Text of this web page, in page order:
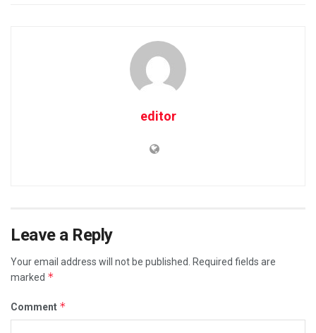
editor
Leave a Reply
Your email address will not be published.
Required fields are
marked *
Comment *